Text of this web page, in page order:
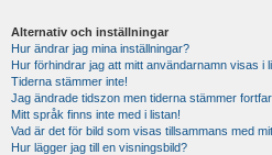
Alternativ och inställningar
Hur ändrar jag mina inställningar?
Hur förhindrar jag att mitt användarnamn visas i
Tiderna stämmer inte!
Jag ändrade tidszon men tiderna stämmer
Mitt språk finns inte med i listan!
Vad är det för bild som visas tillsammans med
Hur lägger jag till en visningsbild?